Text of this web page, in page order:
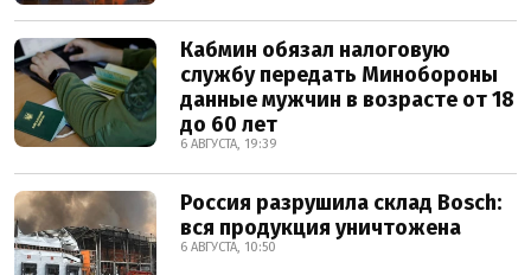
Кабмин обязал налоговую
службу передать Минобороны
данные мужчин в возрасте от 18
до 60 лет
6 АВГУСТА, 19:39
Россия разрушила склад Bosch:
вся продукция уничтожена
6 АВГУСТА, 10:50